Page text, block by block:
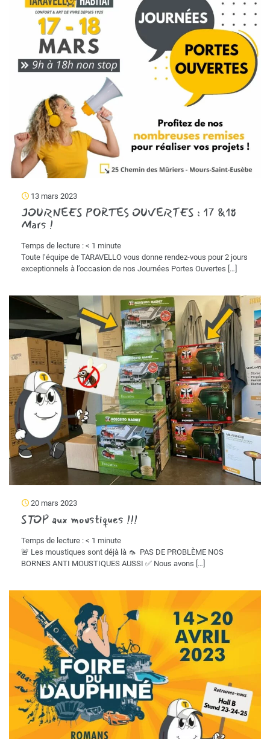
13 mars 2023
JOURNEES PORTES OUVERTES : 17 &18
Mars !
Temps de lecture : < 1 minute
Toute l’équipe de TARAVELLO vous donne rendez-vous pour 2 jours
exceptionnels à l’occasion de nos Journées Portes Ouvertes […]
20 mars 2023
STOP aux moustiques !!!
Temps de lecture : < 1 minute
🚨 Les moustiques sont déjà là 🦟 PAS DE PROBLÈME NOS
BORNES ANTI MOUSTIQUES AUSSI ✅ Nous avons […]